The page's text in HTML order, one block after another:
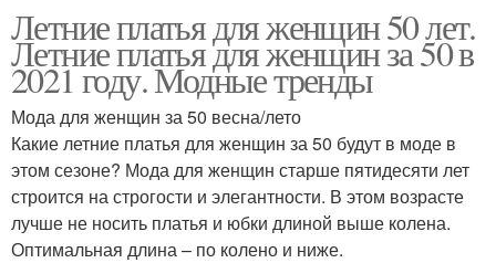
Летние платья для женщин 50 лет.
Летние платья для женщин за 50 в
2021 году. Модные тренды
Мода для женщин за 50 весна/лето
Какие летние платья для женщин за 50 будут в моде в
этом сезоне? Мода для женщин старше пятидесяти лет
строится на строгости и элегантности. В этом возрасте
лучше не носить платья и юбки длиной выше колена.
Оптимальная длина – по колено и ниже.